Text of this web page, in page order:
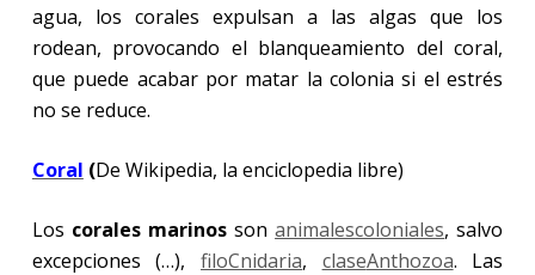
agua, los corales expulsan a las algas que los
rodean, provocando el blanqueamiento del coral,
que puede acabar por matar la colonia si el estrés
no se reduce.
Coral (De Wikipedia, la enciclopedia libre)
Los corales marinossonanimalescoloniales, salvo
excepciones (…), filoCnidaria, claseAnthozoa. Las